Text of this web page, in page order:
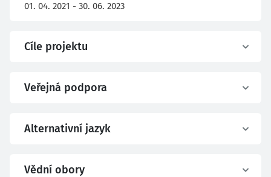
01. 04. 2021 - 30. 06. 2023
Cíle projektu
Veřejná podpora
Alternativní jazyk
Vědní obory